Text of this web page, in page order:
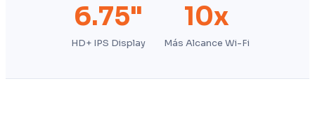
6.75"
HD+ IPS Display
10x
Más Alcance Wi-Fi